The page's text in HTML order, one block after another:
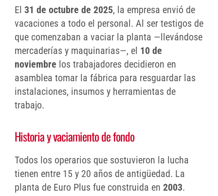
El 31 de octubre de 2025, la empresa envió de
vacaciones a todo el personal. Al ser testigos de
que comenzaban a vaciar la planta —llevándose
mercaderías y maquinarias—, el 10 de
noviembre los trabajadores decidieron en
asamblea tomar la fábrica para resguardar las
instalaciones, insumos y herramientas de
trabajo.
Historia y vaciamiento de fondo
Todos los operarios que sostuvieron la lucha
tienen entre 15 y 20 años de antigüedad. La
planta de Euro Plus fue construida en 2003.